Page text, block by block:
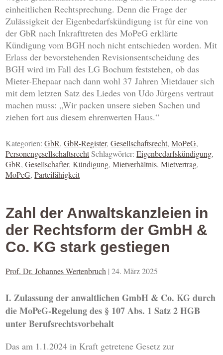
einheitlichen Rechtsprechung. Denn die Frage der
Zulässigkeit der Eigenbedarfskündigung ist für eine von
der GbR nach Inkrafttreten des MoPeG erklärte
Kündigung vom BGH noch nicht entschieden worden. Mit
Erlass der bevorstehenden Revisionsentscheidung des
BGH wird im Fall des LG Bochum feststehen, ob das
Mieter-Ehepaar nach dann wohl 37 Jahren Mietdauer sich
mit dem letzten Satz des Liedes von Udo Jürgens vertraut
machen muss: „Wir packen unsere sieben Sachen und
ziehen fort aus diesem ehrenwerten Haus.“
Kategorien:GbR,GbR-Register,Gesellschaftsrecht,MoPeG,
PersonengesellschaftsrechtSchlagwörter:Eigenbedarfskündigung,
GbR,Gesellschafter,Kündigung,Mietverhältnis,Mietvertrag,
MoPeG,Parteifähigkeit
Zahl der Anwaltskanzleien in
der Rechtsform der GmbH &
Co. KG stark gestiegen
Prof. Dr. Johannes Wertenbruch |24. März 2025
I. Zulassung der anwaltlichen GmbH & Co. KG durch
die MoPeG-Regelung des § 107 Abs. 1 Satz 2 HGB
unter Berufsrechtsvorbehalt
Das am 1.1.2024 in Kraft getretene Gesetz zur